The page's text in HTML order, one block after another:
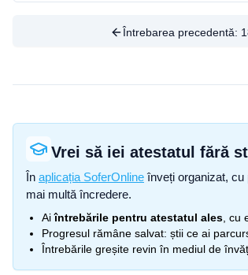
Întrebarea precedentă:
Vrei să iei atestatul fără
În aplicația SoferOnline înveți organizat,
mai multă încredere.
Aiîntrebările pentru atestatul ales ,
Progresul rămâne salvat: știi ce ai
Întrebările greșite revin în mediul de